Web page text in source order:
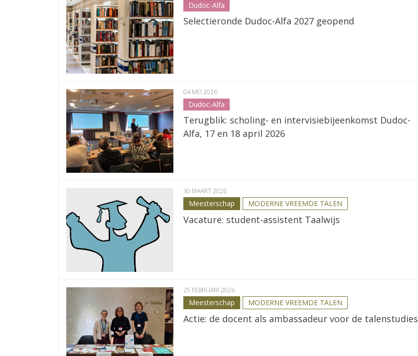
Dudoc-Alfa
Selectieronde Dudoc-Alfa 2027 geopend
04 MEI 2026
Dudoc-Alfa
Terugblik: scholing- en intervisiebijeenkomst Dudoc-
Alfa, 17 en 18 april 2026
30 MAART 2026
Meesterschap MODERNE VREEMDE TALEN
Vacature: student-assistent Taalwijs
25 FEBRUARI 2026
Meesterschap MODERNE VREEMDE TALEN
Actie: de docent als ambassadeur voor de talenstudies